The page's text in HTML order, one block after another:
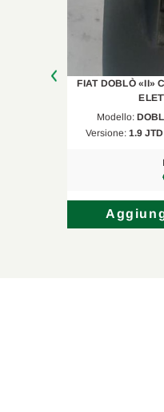
FIAT DOBLÒ «II»
Modello:
Versione: 1.9